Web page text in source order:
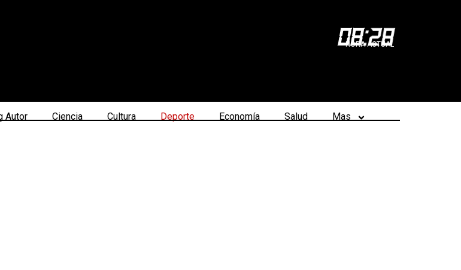
08:28
HORA ACTUAL
Autor Ciencia Cultura Deporte Economía Salud Mas